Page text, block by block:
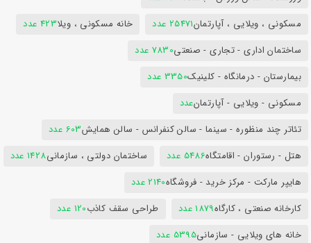
مسکونی ، ویلایی ، آپارتمان25471 عدد خانه مسکونی ، ویلا423 عدد
ساختمان اداری - تجاری - صنعتی7830 عدد
بیمارستان - درمانگاه - کلینیک3350 عدد
مسکونی - ویلایی - آپارتمانعدد
تئاتر چند منظوره - سینما - سالن کنفرانس - سالن همایش603 عدد
هتل - رستوران - اقامتگاه5486 عدد ساختمان دولتی ، سازمانی1428 عدد
هایپر مارکت - مرکز خرید - فروشگاه2140 عدد
کارخانه صنعتی ، کارگاه1879 عدد طراحی سقف کاذب120 عدد
خانه های ویلایی - سازمانی5395 عدد